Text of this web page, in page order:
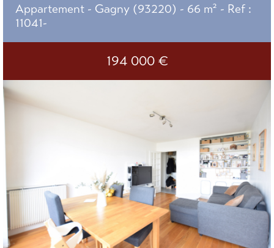
Appartement - Gagny (93220) - 66 m² - Ref :
11041-
194 000 €